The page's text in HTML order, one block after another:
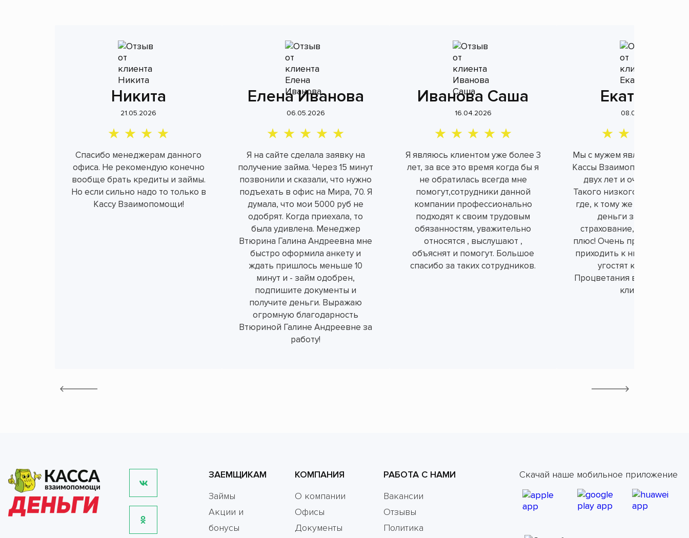
Никита
21.05.2026
Спасибо менеджерам данного
офиса. Не рекомендую конечно
вообще брать кредиты и займы.
Но если сильно надо то только в
Кассу Взаимопомощи!
Елена Иванова
06.05.2026
Я на сайте сделала заявку на
получение займа. Через 15 минут
позвонили и сказали, что нужно
подъехать в офис на Мира, 70. Я
думала, что мои 5000 руб не
одобрят. Когда приехала, то
была удивлена. Менеджер
Втюрина Галина Андреевна мне
быстро оформила анкету и
ждать пришлось меньше 10
минут и - займ одобрен,
подпишите документы и
получите деньги. Выражаю
огромную благодарность
Втюриной Галине Андреевне за
работу!
Иванова Саша
16.04.2026
Я являюсь клиентом уже более 3
лет, за все это время когда бы я
не обратилась всегда мне
помогут,сотрудники данной
компании профессионально
подходят к своим трудовым
обязанностям, уважительно
относятся , выслушают ,
объяснят и помогут. Большое
спасибо за таких сотрудников.
Екатерина
08.04.2026
Мы с мужем являемся
Кассы Взаимопомощи уже
двух лет и очень
Такого низкого процента
где, к тому же не берут
деньги за не нужное
страхование, а это
плюс! Очень приятно и
приходить к ним в офис,
угостят конфетками.
Процветания вам и
клиентов!
ЗАЕМЩИКАМ
Займы
Акции и
бонусы
КОМПАНИЯ
О компании
Офисы
Документы
РАБОТА С НАМИ
Вакансии
Отзывы
Политика
Скачай наше мобильное приложение